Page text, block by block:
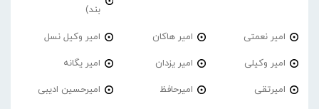
بند)
امیر نعمتی امیر هاکان امیر وکیل نسل
امیر وکیلی امیر یزدان امیر یگانه
امیرتقی امیرحافظ امیرحسین ادیبی